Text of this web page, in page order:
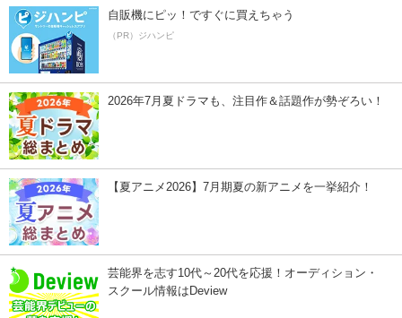
自販機にピッ！ですぐに買えちゃう
（PR）ジハンピ
2026年7月夏ドラマも、注目作＆話題作が勢ぞろい！
【夏アニメ2026】7月期夏の新アニメを一挙紹介！
芸能界を志す10代～20代を応援！オーディション・
スクール情報はDeview